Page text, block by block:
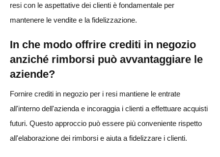
resi con le aspettative dei clienti è fondamentale per
mantenere le vendite e la fidelizzazione.
In che modo offrire crediti in negozio
anziché rimborsi può avvantaggiare le
aziende?
Fornire crediti in negozio per i resi mantiene le entrate
all'interno dell'azienda e incoraggia i clienti a effettuare acquisti
futuri. Questo approccio può essere più conveniente rispetto
all'elaborazione dei rimborsi e aiuta a fidelizzare i clienti.